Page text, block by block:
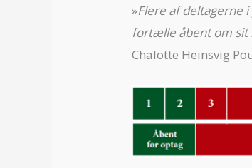
»Flere af deltagerne
fortælle åbent om sit
Chalotte Heinsvig